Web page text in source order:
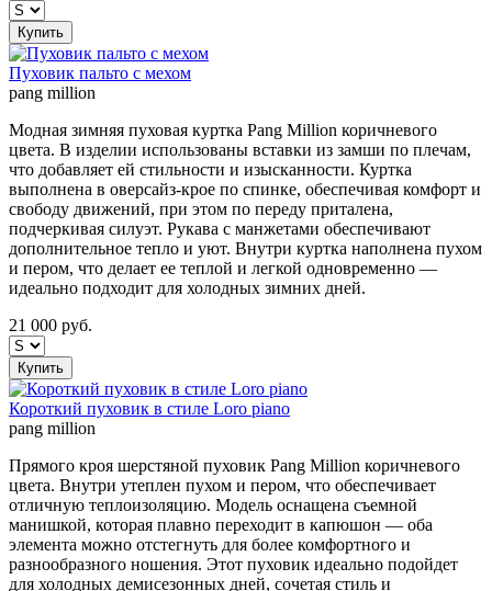
Купить
Пуховик пальто с мехом
pang million
Модная зимняя пуховая куртка Pang Million коричневого
цвета. В изделии использованы вставки из замши по плечам,
что добавляет ей стильности и изысканности. Куртка
выполнена в оверсайз-крое по спинке, обеспечивая комфорт и
свободу движений, при этом по переду приталена,
подчеркивая силуэт. Рукава с манжетами обеспечивают
дополнительное тепло и уют. Внутри куртка наполнена пухом
и пером, что делает ее теплой и легкой одновременно —
идеально подходит для холодных зимних дней.
21 000 руб.
Купить
Короткий пуховик в стиле Loro piano
pang million
Прямого кроя шерстяной пуховик Pang Million коричневого
цвета. Внутри утеплен пухом и пером, что обеспечивает
отличную теплоизоляцию. Модель оснащена съемной
манишкой, которая плавно переходит в капюшон — оба
элемента можно отстегнуть для более комфортного и
разнообразного ношения. Этот пуховик идеально подойдет
для холодных демисезонных дней, сочетая стиль и